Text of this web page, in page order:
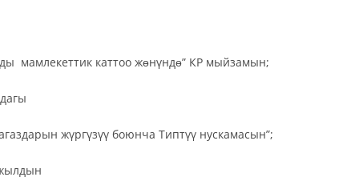
мамлекеттик каттоо жɵнүндɵ” КР мыйзамын;
жүргүзүү боюнча Типтүү нускамасын”;